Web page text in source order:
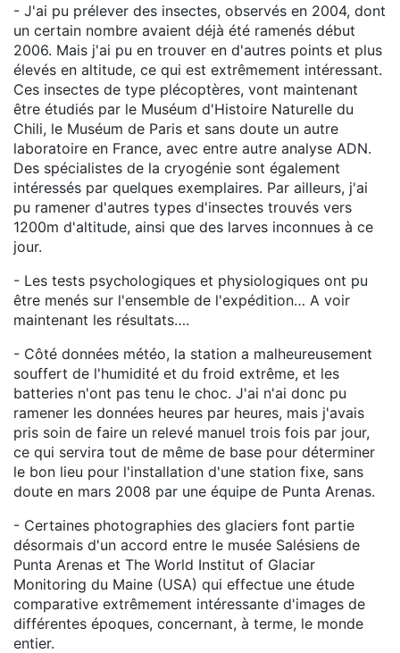
- J'ai pu prélever des insectes, observés en 2004, dont
un certain nombre avaient déjà été ramenés début
2006. Mais j'ai pu en trouver en d'autres points et plus
élevés en altitude, ce qui est extrêmement intéressant.
Ces insectes de type plécoptères, vont maintenant
être étudiés par le Muséum d'Histoire Naturelle du
Chili, le Muséum de Paris et sans doute un autre
laboratoire en France, avec entre autre analyse ADN.
Des spécialistes de la cryogénie sont également
intéressés par quelques exemplaires. Par ailleurs, j'ai
pu ramener d'autres types d'insectes trouvés vers
1200m d'altitude, ainsi que des larves inconnues à ce
jour.
- Les tests psychologiques et physiologiques ont pu
être menés sur l'ensemble de l'expédition… A voir
maintenant les résultats….
- Côté données météo, la station a malheureusement
souffert de l'humidité et du froid extrême, et les
batteries n'ont pas tenu le choc. J'ai n'ai donc pu
ramener les données heures par heures, mais j'avais
pris soin de faire un relevé manuel trois fois par jour,
ce qui servira tout de même de base pour déterminer
le bon lieu pour l'installation d'une station fixe, sans
doute en mars 2008 par une équipe de Punta Arenas.
- Certaines photographies des glaciers font partie
désormais d'un accord entre le musée Salésiens de
Punta Arenas et The World Institut of Glaciar
Monitoring du Maine (USA) qui effectue une étude
comparative extrêmement intéressante d'images de
différentes époques, concernant, à terme, le monde
entier.